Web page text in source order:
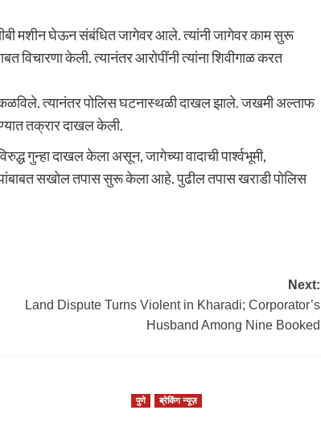
मशीन घेऊन संबंधित जागेवर आले. त्यांनी जागेवर काम सुरू
विचारणा केली. त्यानंतर आरोपींनी त्यांना शिवीगाळ करत
कळविले. त्यानंतर पोलिस घटनास्थळी दाखल झाले. जखमी अल्ताफ
तक्रार दाखल केली.
गुन्हा दाखल केला असून, जागेच्या वादाची पार्श्वभूमी,
सखोल तपास सुरू केला आहे. पुढील तपास खराडी पोलिस
Next:
Land Dispute Turns Violent in Kharadi; Corporator’s
Husband Among Nine Booked
पुणे ब्रेकिंग न्यूज़